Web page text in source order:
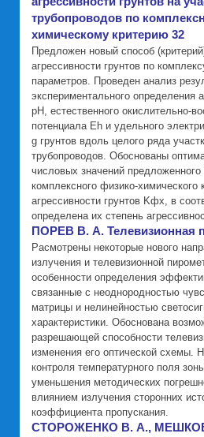
трубопроводов по
химическому критерию 32
Предложен новый способ
агрессивности грунтов по
параметров. Проведен анализ
экспериментального определения
pH, естественного окислительно-
потенциала Eh и удельного
g грунтов вдоль целого ряда
трубопроводов. Обоснованы
числовых значений
комплексного физико-химического
агрессивности грунтов Kфх, в
определена их степень
ПОРЕВ В. А. Телевизионная
Расмотрены некоторые нового
излучения и телевизионной
особенности определения
связанные с неоднородностью
матрицы и нелинейностью
характеристики. Обоснована
разрешающей способности
изменения его оптической схемы.
контроля температурного поля
уменьшения методических
влиянием излучения сторонних
коэффициента пропускания.
СТОРОЖЕНКО В. А.,